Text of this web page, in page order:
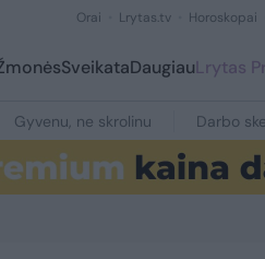
Orai Lrytas.tv Horoskopai
SveikataDaugiauLrytas
Gyvenu, ne skrolinu Darbo